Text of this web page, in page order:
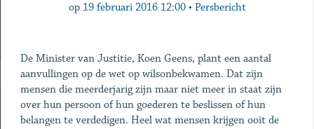
op 19 februari 2016 12:00 • Persbericht
De Minister van Justitie, Koen Geens, plant een aantal
aanvullingen op de wet op wilsonbekwamen. Dat zijn
mensen die meerderjarig zijn maar niet meer in staat zijn
over hun persoon of hun goederen te beslissen of hun
belangen te verdedigen. Heel wat mensen krijgen ooit de